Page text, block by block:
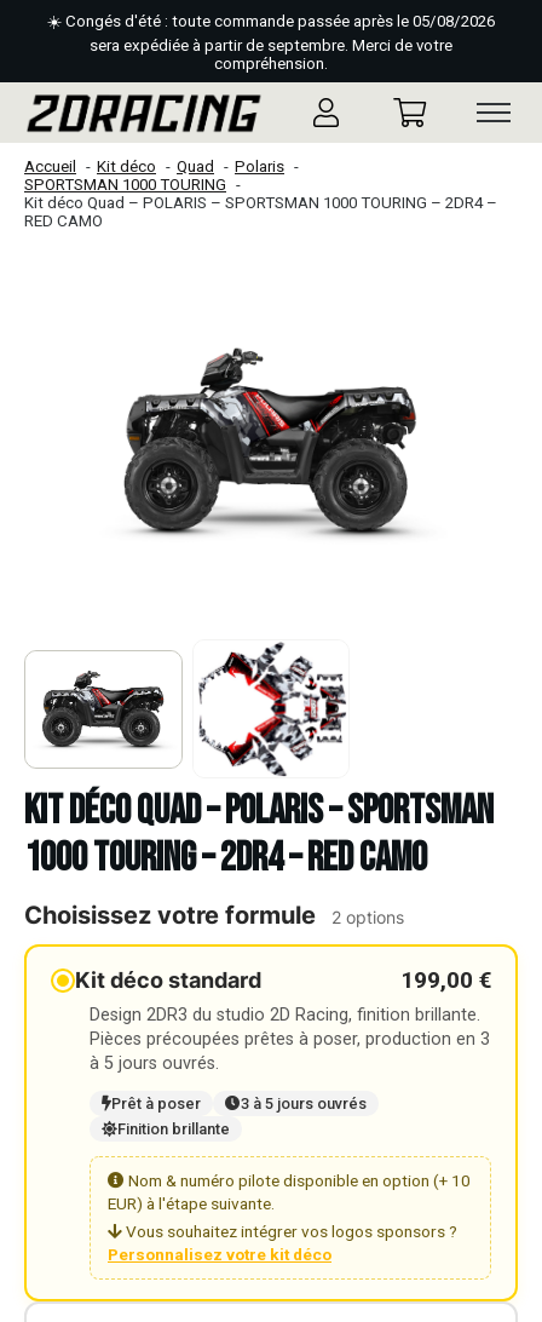
☀️ Congés d'été : toute commande passée après le 05/08/2026
sera expédiée à partir de septembre. Merci de votre
compréhension.
Accueil Kit déco Quad
Polaris
SPORTSMAN 1000 TOURING
Kit déco Quad – POLARIS – SPORTSMAN 1000 TOURING – 2DR4 –
RED CAMO
Kit déco Quad – POLARIS – SPORTSMAN
1000 TOURING – 2DR4 – RED CAMO
Choisissez votre formule 2 options
Kit déco standard 199,00 €
Design 2DR3 du studio 2D Racing, finition brillante.
Pièces précoupées prêtes à poser, production en 3
à 5 jours ouvrés.
Prêt à poser
3 à 5 jours ouvrés
Finition brillante
Nom & numéro pilote disponible en option (+ 10
EUR) à l'étape suivante.
Vous souhaitez intégrer vos logos sponsors ?
Personnalisez votre kit déco